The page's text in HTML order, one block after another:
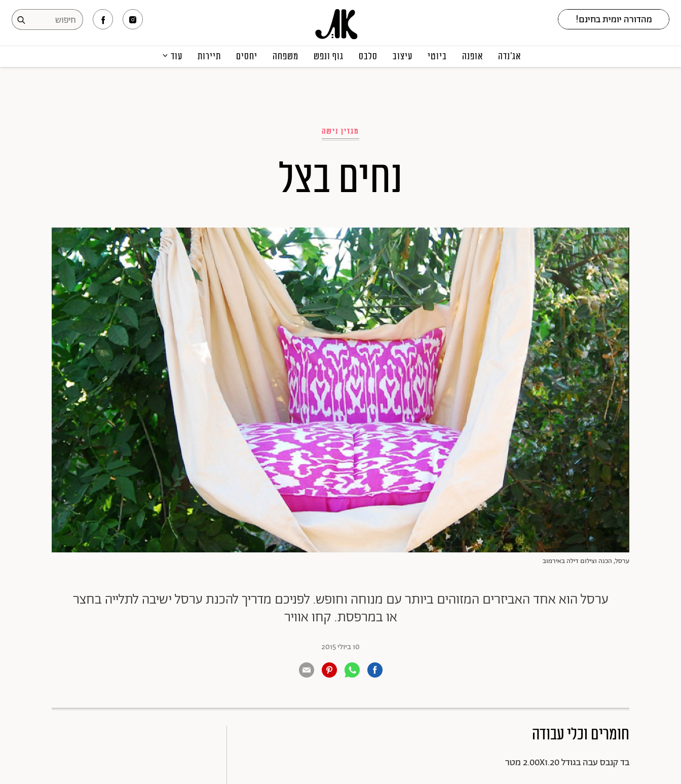
אג׳נדה אופנה ביוטי עיצוב סלבס גוף ונפש משפחה יחסים תיירות עוד
מגזין נישה
נחים בצל
ערסל, הכנה וצילום דילה באירמוב
ערסל הוא אחד האביזרים המזוהים ביותר עם מנוחה וחופש. לפניכם מדריך להכנת ערסל ישיבה לתלייה בחצר
או במרפסת. קחו אוויר
10 ביולי 2015
חומרים וכלי עבודה
בד קנבס עבה בגודל 2.00X1.20 מטר